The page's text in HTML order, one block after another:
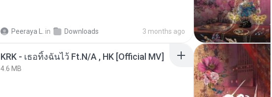
Peeraya L. in Downloads 3 months ago
KRK - เธอทิ้งฉันไว้ Ft.N/A , HK [Official MV]
4.6 MB